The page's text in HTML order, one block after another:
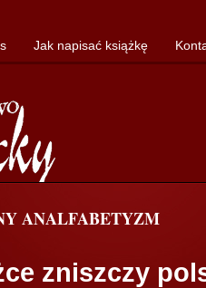
Jak napisać książkę
ANALFABETYZM
zniszczy